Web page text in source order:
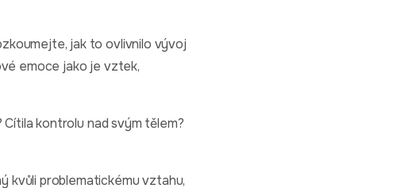
jak to ovlivnilo vývoj
emoce jako je vztek,
kontrolu nad svým tělem?
kvůli problematickému vztahu,